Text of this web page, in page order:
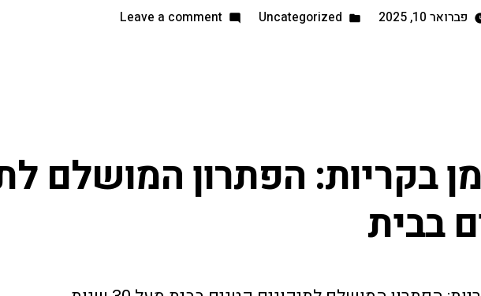
פברואר 10, 2025 Uncategorized
Leave a comment
בקריות: הפתרון המושלם
בבית